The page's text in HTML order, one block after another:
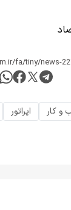
و کار اپراتور